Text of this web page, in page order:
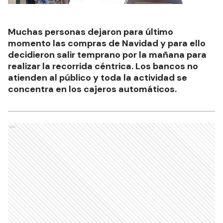
Muchas personas dejaron para último
momento las compras de Navidad y para ello
decidieron salir temprano por la mañana para
realizar la recorrida céntrica. Los bancos no
atienden al público y toda la actividad se
concentra en los cajeros automáticos.
Ads